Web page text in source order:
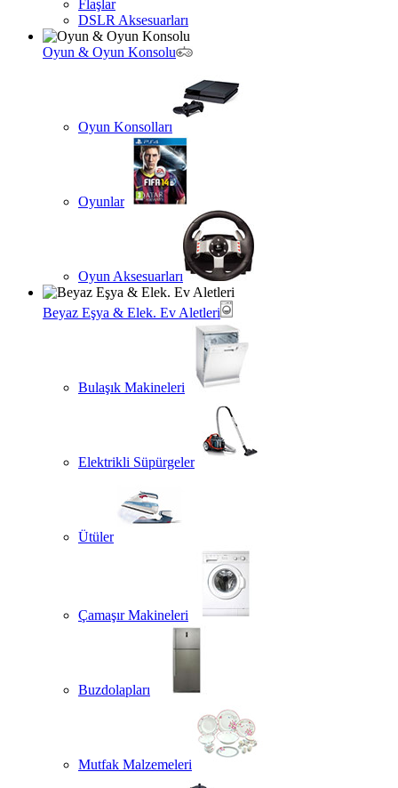
Flaşlar
DSLR Aksesuarları
Oyun & Oyun Konsolu
Oyun Konsolları
Oyunlar
Oyun Aksesuarları
Beyaz Eşya & Elek. Ev Aletleri
Bulaşık Makineleri
Elektrikli Süpürgeler
Ütüler
Çamaşır Makineleri
Buzdolapları
Mutfak Malzemeleri